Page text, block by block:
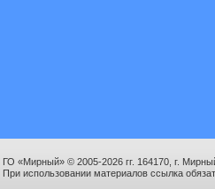
ГО «Мирный» © 2005-2026 гг. 164170, г.
При использовании материалов ссылка